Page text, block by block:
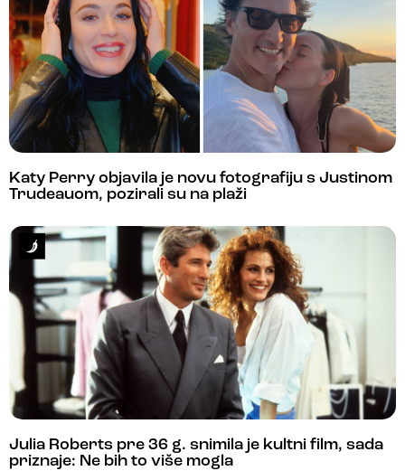
Katy Perry objavila je novu fotografiju s Justinom
Trudeauom, pozirali su na plaži
Julia Roberts pre 36 g. snimila je kultni film, sada
priznaje: Ne bih to više mogla